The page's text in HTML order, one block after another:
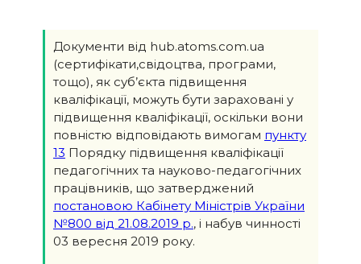
Документи від hub.atoms.com.ua
(сертифікати,свідоцтва, програми,
тощо), як суб’єкта підвищення
кваліфікації, можуть бути зараховані у
підвищення кваліфікації, оскільки вони
повністю відповідають вимогам пункту
13 Порядку підвищення кваліфікації
педагогічних та науково-педагогічних
працівників, що затверджений
постановою Кабінету Міністрів України
№800 від 21.08.2019 р., і набув чинності
03 вересня 2019 року.